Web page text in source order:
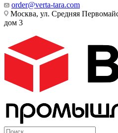
order@verta-tara.com
Москва, ул. Средняя
дом 3